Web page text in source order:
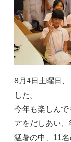
8月4日土曜日
した。
今年も楽しん
アをだしあい、
猛暑の中、11名